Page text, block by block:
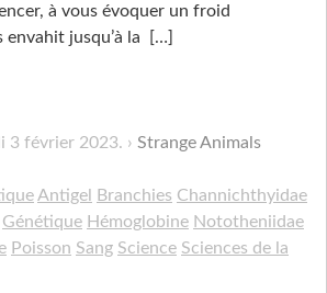
à vous évoquer un froid
jusqu’à la
[…]
3 février 2023. Strange Animals
Antigel Branchies Channichthyidae
Génétique Hémoglobine Nototheniidae
Poisson Sang Science Sciences de la